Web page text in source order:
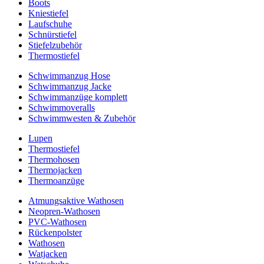
Boots
Kniestiefel
Laufschuhe
Schnürstiefel
Stiefelzubehör
Thermostiefel
Schwimmanzug Hose
Schwimmanzug Jacke
Schwimmanzüge komplett
Schwimmoveralls
Schwimmwesten & Zubehör
Lupen
Thermostiefel
Thermohosen
Thermojacken
Thermoanzüge
Atmungsaktive Wathosen
Neopren-Wathosen
PVC-Wathosen
Rückenpolster
Wathosen
Watjacken